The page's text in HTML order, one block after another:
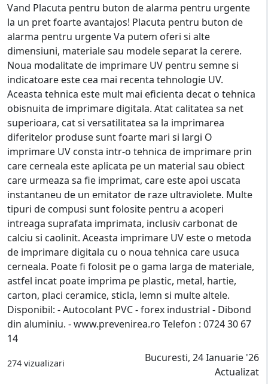
Vand Placuta pentru buton de alarma pentru urgente
la un pret foarte avantajos! Placuta pentru buton de
alarma pentru urgente Va putem oferi si alte
dimensiuni, materiale sau modele separat la cerere.
Noua modalitate de imprimare UV pentru semne si
indicatoare este cea mai recenta tehnologie UV.
Aceasta tehnica este mult mai eficienta decat o tehnica
obisnuita de imprimare digitala. Atat calitatea sa net
superioara, cat si versatilitatea sa la imprimarea
diferitelor produse sunt foarte mari si largi O
imprimare UV consta intr-o tehnica de imprimare prin
care cerneala este aplicata pe un material sau obiect
care urmeaza sa fie imprimat, care este apoi uscata
instantaneu de un emitator de raze ultraviolete. Multe
tipuri de compusi sunt folosite pentru a acoperi
intreaga suprafata imprimata, inclusiv carbonat de
calciu si caolinit. Aceasta imprimare UV este o metoda
de imprimare digitala cu o noua tehnica care usuca
cerneala. Poate fi folosit pe o gama larga de materiale,
astfel incat poate imprima pe plastic, metal, hartie,
carton, placi ceramice, sticla, lemn si multe altele.
Disponibil: - Autocolant PVC - forex industrial - Dibond
din aluminiu. - www.prevenirea.ro Telefon : 0724 30 67
14
274 vizualizari
Bucuresti, 24 Ianuarie '26
Actualizat